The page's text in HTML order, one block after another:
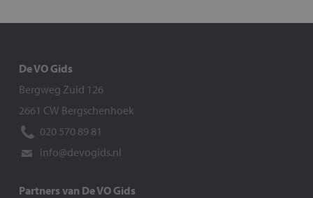
De VO Gids
Bergweg Zuid 126
2661 CW Bergschenhoek
020 570 89 81
info@devogids.nl
Partners van De VO Gids